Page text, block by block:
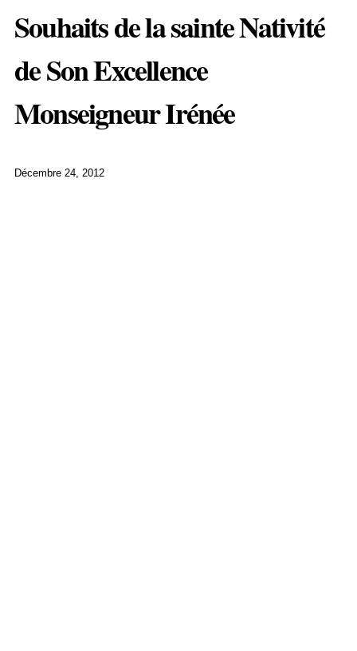
Souhaits de la sainte Nativité
de Son Excellence
Monseigneur Irénée
Décembre 24, 2012